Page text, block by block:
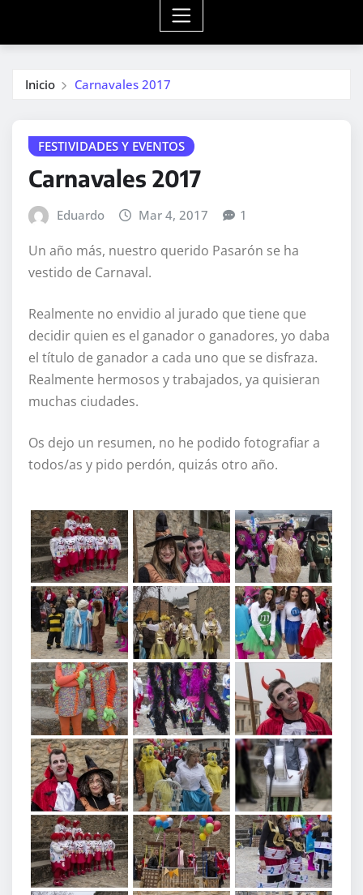
Inicio Carnavales 2017
FESTIVIDADES Y EVENTOS
Carnavales 2017
Eduardo Mar 4, 2017 1
Un año más, nuestro querido Pasarón se ha
vestido de Carnaval.
Realmente no envidio al jurado que tiene que
decidir quien es el ganador o ganadores, yo daba
el título de ganador a cada uno que se disfraza.
Realmente hermosos y trabajados, ya quisieran
muchas ciudades.
Os dejo un resumen, no he podido fotografiar a
todos/as y pido perdón, quizás otro año.